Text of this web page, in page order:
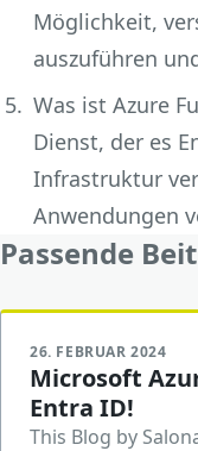
Möglichkeit,
auszuführen
Was ist Azure
Dienst, der es
Infrastruktur
Anwendungen
Passende
26. FEBRUAR 2024
Microsoft
Entra ID!
This Blog by